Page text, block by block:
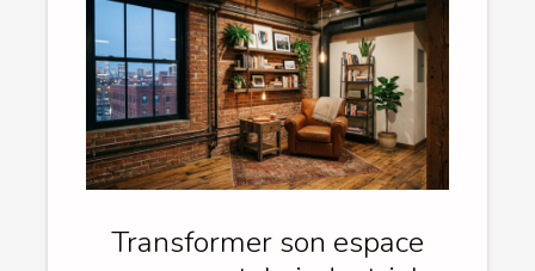
Transformer son espace